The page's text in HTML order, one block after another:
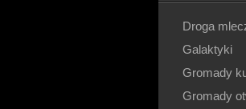
Droga
Galaktyki
Gromady
Gromady